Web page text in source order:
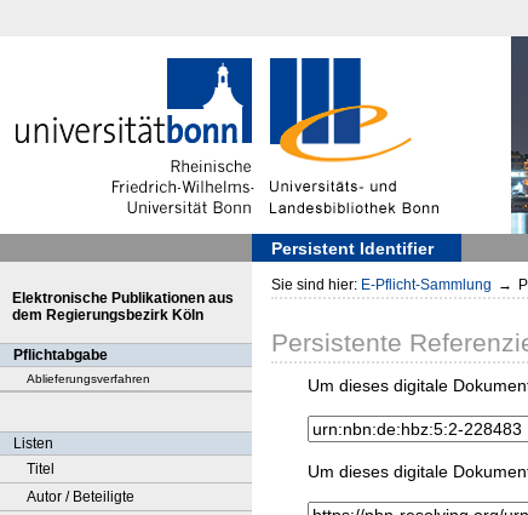
Persistent Identifier
Elektronische Publikationen aus
dem Regierungsbezirk Köln
Pflichtabgabe
Ablieferungsverfahren
Listen
Titel
Autor / Beteiligte
Sie sind hier: E-Pflicht-Sammlung →
Persistente
Um dieses digitale
Um dieses digitale